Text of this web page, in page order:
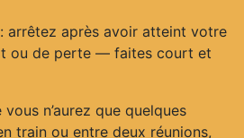
arrêtez après avoir atteint votre
ou de perte — faites court et
n’aurez que quelques
train ou entre deux réunions,